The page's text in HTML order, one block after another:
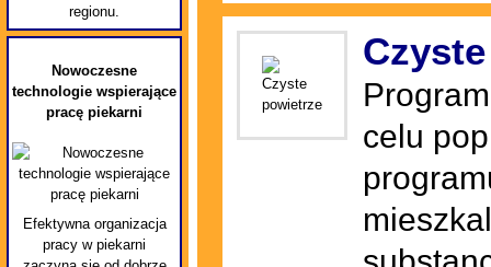
regionu.
Nowoczesne
technologie wspierające
pracę piekarni
Efektywna organizacja
pracy w piekarni
celu